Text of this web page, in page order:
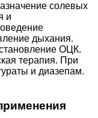
солевых
и
дыхания.
ОЦК.
терапия. При
и диазепам.